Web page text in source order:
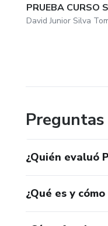
PRUEBA CURSO
David Junior Silva
¿Quién evaluó
¿Qué es y